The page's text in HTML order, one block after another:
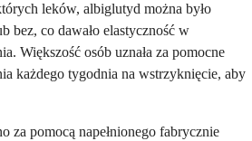
leków, albiglutyd można było
bez, co dawało elastyczność w
Większość osób uznała za pomocne
każdego tygodnia na wstrzyknięcie, aby
za pomocą napełnionego fabrycznie